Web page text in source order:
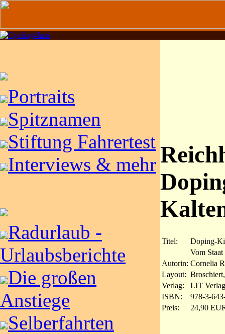
Portraits
Spitznamen
Stiftung Fahrertest
Interviews & mehr
Radurlaub -
Urlaubsberichte
Die großen
Anstiege
Selberfahrten
Titel:
Doping-
Vom
Autorin: Cornelia
Layout:
Verlag:
LIT
ISBN:
978-3-
Preis:
24,90